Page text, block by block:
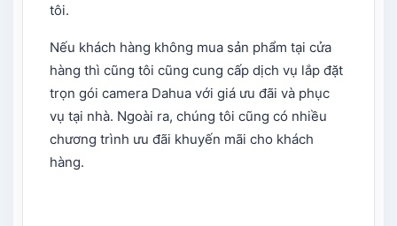
tôi.
Nếu khách hàng không mua sản phẩm tại cửa
hàng thì cũng tôi cũng cung cấp dịch vụ lắp đặt
trọn gói camera Dahua với giá ưu đãi và phục
vụ tại nhà. Ngoài ra, chúng tôi cũng có nhiều
chương trình ưu đãi khuyến mãi cho khách
hàng.